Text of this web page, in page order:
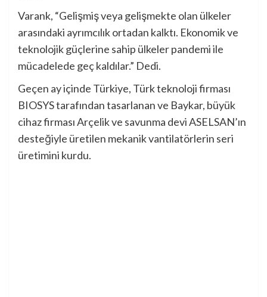
Varank, “Gelişmiş veya gelişmekte olan ülkeler
arasındaki ayrımcılık ortadan kalktı. Ekonomik ve
teknolojik güçlerine sahip ülkeler pandemi ile
mücadelede geç kaldılar.” Dedi.
Geçen ay içinde Türkiye, Türk teknoloji firması
BIOSYS tarafından tasarlanan ve Baykar, büyük
cihaz firması Arçelik ve savunma devi ASELSAN’ın
desteğiyle üretilen mekanik vantilatörlerin seri
üretimini kurdu.